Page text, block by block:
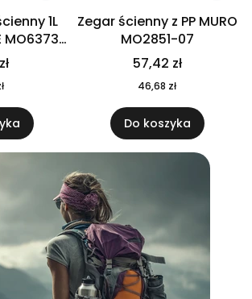
1L
MO6373-
Zegar ścienny z PP MURO
MO2851-07
57,42 zł
46,68 zł
Do koszyka